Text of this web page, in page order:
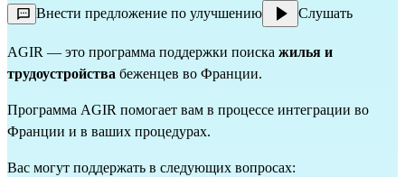
Внести предложение по улучшению Слушать
AGIR — это программа поддержки поиска жилья и
трудоустройства беженцев во Франции.
Программа AGIR помогает вам в процессе интеграции во
Франции и в ваших процедурах.
Вас могут поддержать в следующих вопросах: